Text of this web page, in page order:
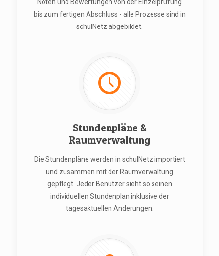
Noten und Bewertungen von der Einzelprüfung
bis zum fertigen Abschluss - alle Prozesse sind in
schulNetz abgebildet.
Stundenpläne &
Raumverwaltung
Die Stundenpläne werden in schulNetz importiert
und zusammen mit der Raumverwaltung
gepflegt. Jeder Benutzer sieht so seinen
individuellen Stundenplan inklusive der
tagesaktuellen Änderungen.